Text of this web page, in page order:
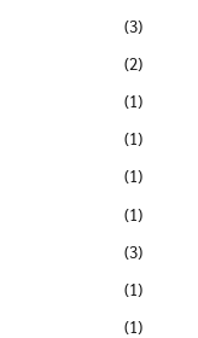
(3)
(2)
(1)
(1)
(1)
(1)
(3)
(1)
(1)